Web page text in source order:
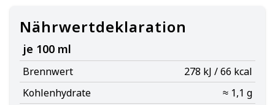
Nährwertdeklaration
je 100 ml
Brennwert
278 kJ / 66 kcal
Kohlenhydrate
≈ 1,1 g